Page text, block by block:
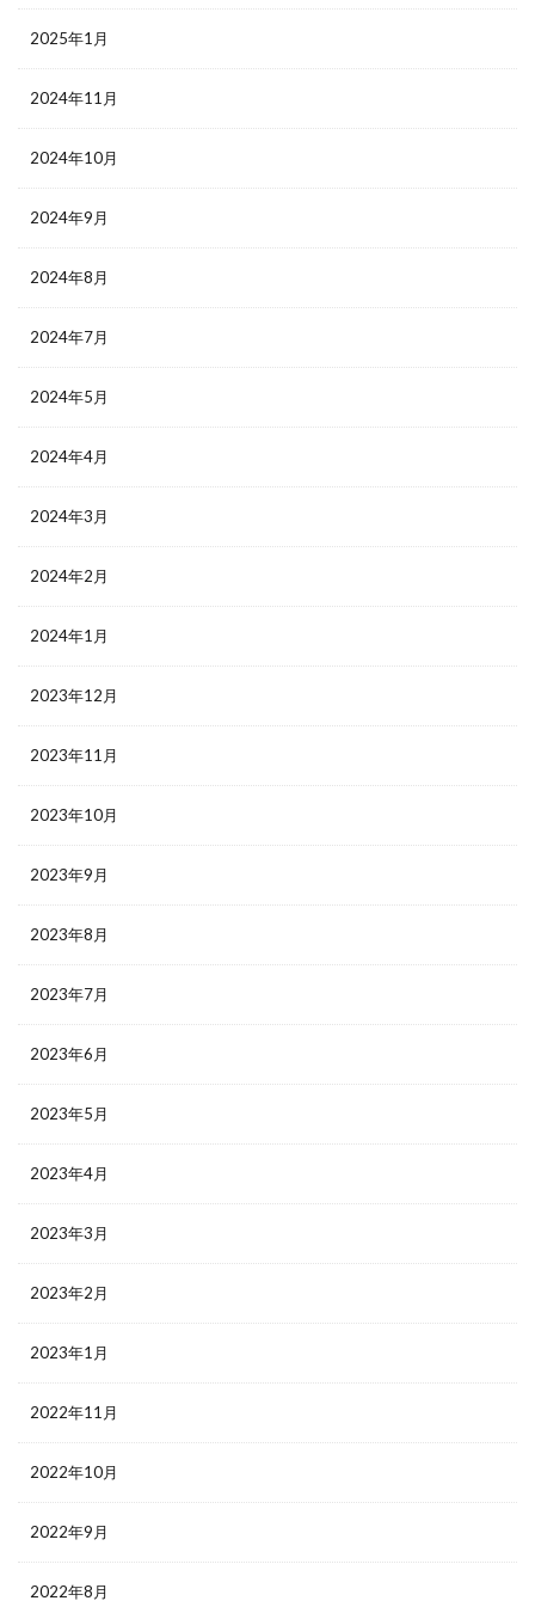
2025年1月
2024年11月
2024年10月
2024年9月
2024年8月
2024年7月
2024年5月
2024年4月
2024年3月
2024年2月
2024年1月
2023年12月
2023年11月
2023年10月
2023年9月
2023年8月
2023年7月
2023年6月
2023年5月
2023年4月
2023年3月
2023年2月
2023年1月
2022年11月
2022年10月
2022年9月
2022年8月